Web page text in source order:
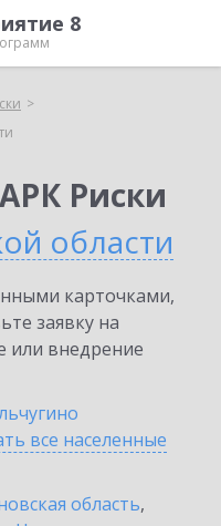
8
Риски
области
карточками,
заявку на
или внедрение
все населенные
область,